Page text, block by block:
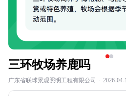
三环牧场养鹿吗
广东省联球景观照明工程有限公司 · 2026-04-